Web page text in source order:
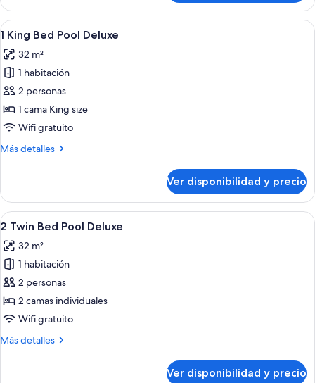
Nike
Suite
with
King
Bed
Ver
todas
las
fotos
de
1
King
Pool
Balcón moderno de hotel con
7
1 King Bed Pool Deluxe
32 m²
1 habitación
2 personas
1 cama King size
Wifi gratuito
Más detalles
Más
King
Bed
Pool
Ver disponibilidad y precio
Ver
todas
las
fotos
de
2
Twin
Pool
Balcón moderno de hotel con
8
2 Twin Bed Pool Deluxe
32 m²
1 habitación
2 personas
2 camas individuales
Wifi gratuito
Más detalles
Más
Ver disponibilidad y precio